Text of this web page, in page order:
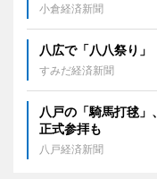
小倉経済新聞
八広で「八八祭り
すみだ経済新聞
八戸の「騎馬打毬
正式参拝も
八戸経済新聞